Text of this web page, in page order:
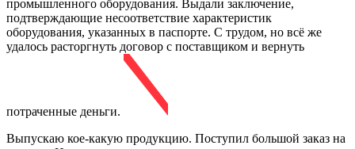
промышленного оборудования. Выдали заключение,
подтверждающие несоответствие характеристик
оборудования, указанных в паспорте. С трудом, но всё же
удалось расторгнуть договор с поставщиком и вернуть
потраченные деньги.
Выпускаю кое-какую продукцию. Поступил большой заказ на